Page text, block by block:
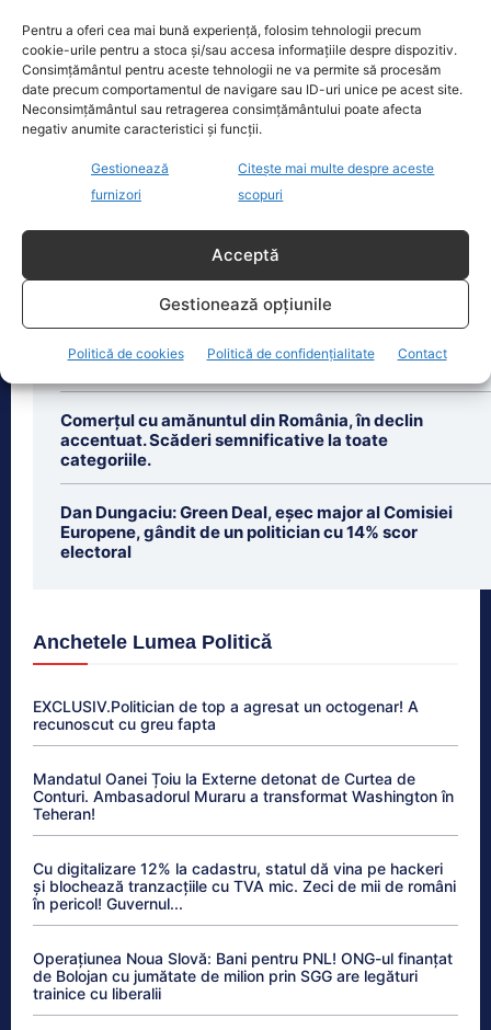
Pentru a oferi cea mai bună experiență, folosim tehnologii precum
cookie-urile pentru a stoca și/sau accesa informațiile despre dispozitiv.
Consimțământul pentru aceste tehnologii ne va permite să procesăm
date precum comportamentul de navigare sau ID-uri unice pe acest site.
Neconsimțământul sau retragerea consimțământului poate afecta
negativ anumite caracteristici și funcții.
Gestionează
furnizori
Citește mai multe despre aceste
scopuri
Acceptă
Gestionează opțiunile
Politică de cookies Politică de confidențialitate Contact
concertele…
Zilele Ploieștiului, organizate în
perioada 7-9 august, aduc în centrul
orașului trei seri de concert, un
spectacol impresionant cu drone
Ultimele știri
Comunicatul Transelectrica despre riscul unei avarii
majore. Sistemul funcționează sub presiune din
cauza secetei.
Comerțul cu amănuntul din România, în declin
accentuat. Scăderi semnificative la toate
categoriile.
Dan Dungaciu: Green Deal, eșec major al Comisiei
Europene, gândit de un politician cu 14% scor
electoral
Anchetele Lumea Politică
EXCLUSIV.Politician de top a agresat un octogenar! A
recunoscut cu greu fapta
Mandatul Oanei Țoiu la Externe detonat de Curtea de
Conturi. Ambasadorul Muraru a transformat Washington în
Teheran!
Cu digitalizare 12% la cadastru, statul dă vina pe hackeri
și blochează tranzacțiile cu TVA mic. Zeci de mii de români
în pericol! Guvernul...
Operațiunea Noua Slovă: Bani pentru PNL! ONG-ul finanțat
de Bolojan cu jumătate de milion prin SGG are legături
trainice cu liberalii